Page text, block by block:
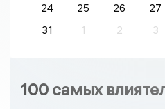
24
25 26 27
31
1 2 3
100 самых